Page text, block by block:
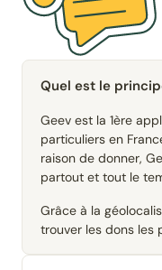
Quel est le
Geev est la 1ère
particuliers en
raison de donner,
partout et tout le
Grâce à la
trouver les dons les